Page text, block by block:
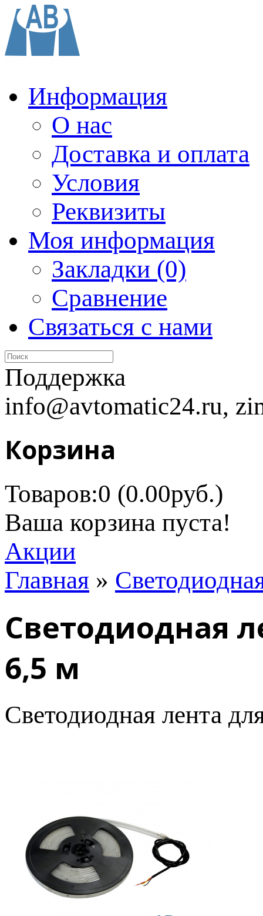
Информация
О нас
Доставка и оплата
Условия
Реквизиты
Моя информация
Закладки (0)
Сравнение
Связаться с нами
Поддержка
info@avtomatic24.ru,
Корзина
Товаров:0 (0.00руб.)
Ваша корзина пуста!
Акции
Главная »
Светодиодная
6,5 м
Светодиодная лента